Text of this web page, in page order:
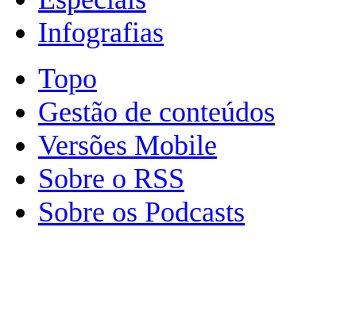
Infografias
Topo
Gestão de conteúdos
Versões Mobile
Sobre o RSS
Sobre os Podcasts